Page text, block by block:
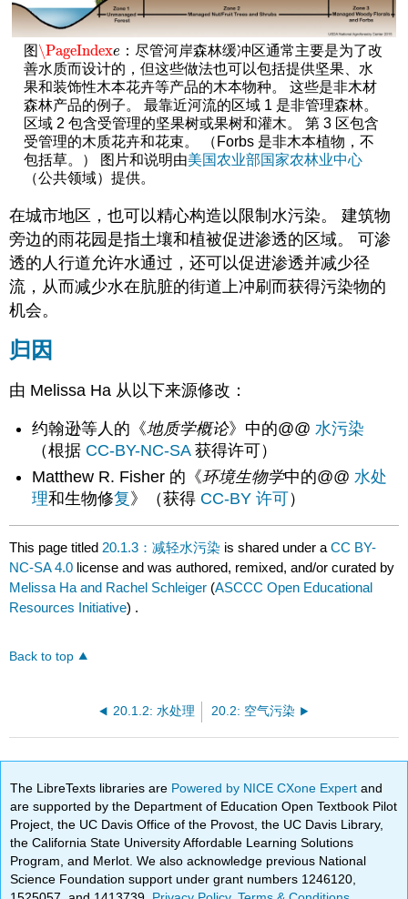
图\PageIndexe
\PageIndexe ：尽管河岸森林缓冲区通常主要是为了改
善水质而设计的，但这些做法也可以包括提供坚果、水
果和装饰性木本花卉等产品的木本物种。 这些是非木材
森林产品的例子。 最靠近河流的区域 1 是非管理森林。
区域 2 包含受管理的坚果树或果树和灌木。 第 3 区包含
受管理的木质花卉和花束。 （Forbs 是非木本植物，不
包括草。） 图片和说明由美国农业部国家农林业中心
（公共领域）提供。
在城市地区，也可以精心构造以限制水污染。 建筑物
旁边的雨花园是指土壤和植被促进渗透的区域。 可渗
透的人行道允许水通过，还可以促进渗透并减少径
流，从而减少水在肮脏的街道上冲刷而获得污染物的
机会。
归因
由 Melissa Ha 从以下来源修改：
约翰逊等人的《地质学概论》中的@@水污染
（根据 CC-BY-NC-SA获得许可）
Matthew R. Fisher 的《环境生物学中的@@ 水处
理和生物修复》（获得 CC-BY 许可）
This page titled 20.1.3：减轻水污染 is shared under aCC BY-
NC-SA 4.0 license and was authored, remixed, and/or curated by
Melissa Ha and Rachel Schleiger (ASCCC Open Educational
Resources Initiative) .
Back to top
20.1.2: 水处理 20.2: 空气污染
The LibreTexts libraries are Powered by NICE CXone Expertand
are supported by the Department of Education Open Textbook Pilot
Project, the UC Davis Office of the Provost, the UC Davis Library,
the California State University Affordable Learning Solutions
Program, and Merlot. We also acknowledge previous National
Science Foundation support under grant numbers 1246120,